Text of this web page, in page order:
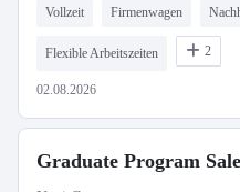
Vollzeit Firmenwagen
Flexible Arbeitszeiten 2
02.08.2026
Graduate Program